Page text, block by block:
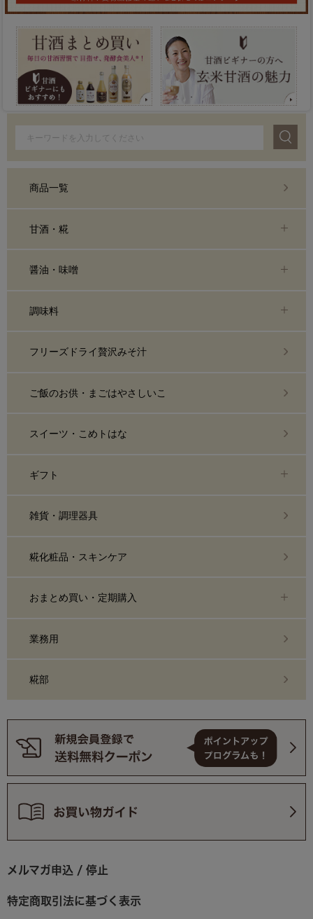
商品一覧
甘酒・糀
醤油・味噌
調味料
フリーズドライ贅沢みそ汁
ご飯のお供・まごはやさしいこ
スイーツ・こめトはな
ギフト
雑貨・調理器具
糀化粧品・スキンケア
おまとめ買い・定期購入
業務用
糀部
メルマガ申込 / 停止
特定商取引法に基づく表示